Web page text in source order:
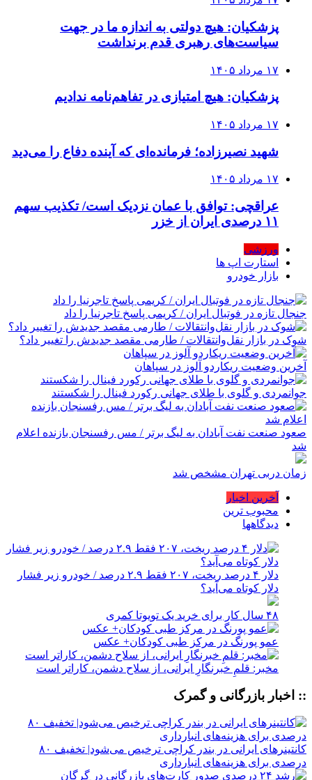
پزشکیان: هیچ دولتی به اندازه ما در جهت
سیاست‌های رهبری قدم برنداشت
۱۷ مرداد ۱۴۰۵
پزشکیان: هیچ امتیازی در تفاهم‌نامه ندادیم
۱۷ مرداد ۱۴۰۵
شهید نصیرزاده؛ فرمانده‌ای که آینده دفاع را می‌دید
۱۷ مرداد ۱۴۰۵
عراقچی: توافق با عمان نزدیک است/ تکذیب سهم
۱۱ درصدی ایران از خزر
ورزشی
استارت اپ ها
بازار خودرو
جنجال تازه در فوتبال ایران / کریمی پاسخ تاجرنیا را داد
شوک در بازار نقل‌وانتقالات / طارمی مقصد جدیدش را تغییر داد؟
آخرین وضعیت ریکاردو آلوز در سپاهان
جوانمردی و گلوی با طلای جهانی رکورد فینال را شکستند
صعود صنعت نفت آبادان به لیگ برتر / مس رفسنجان بازنده اعلام
شد
زمان دربی تهران مشخص شد
آخرین اخبار
محبوب ترین
دیدگاهها
دلار ۴ درصد ریخت، ۲۰۷ فقط ۲.۹ درصد / خودرو زیر فشار
دلار کوتاه می‌آید؟
۴۸ سال کار برای خرید یک تویوتا کمری
عمو پورنگ در مرکز طبی کودکان+ عکس
مخبر: قلمِ خبرنگارِ ایرانی، از سلاح دشمن، کاراتر است
:: اخبار بازرگانی و گمرک
کانتینرهای ایرانی در بندر کراچی ترخیص می‌شود| تخفیف ۸۰
درصدی برای هزینه‌های انبارداری